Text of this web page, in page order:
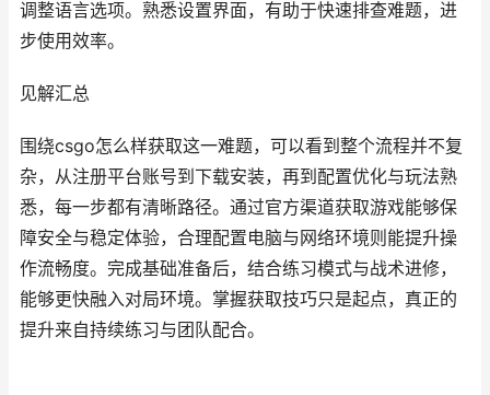
调整语言选项。熟悉设置界面，有助于快速排查难题，进
步使用效率。
见解汇总
围绕csgo怎么样获取这一难题，可以看到整个流程并不复
杂，从注册平台账号到下载安装，再到配置优化与玩法熟
悉，每一步都有清晰路径。通过官方渠道获取游戏能够保
障安全与稳定体验，合理配置电脑与网络环境则能提升操
作流畅度。完成基础准备后，结合练习模式与战术进修，
能够更快融入对局环境。掌握获取技巧只是起点，真正的
提升来自持续练习与团队配合。